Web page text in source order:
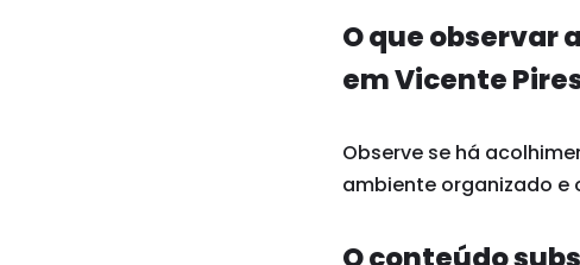
O que observar
em Vicente
Observe se há
ambiente organizado e